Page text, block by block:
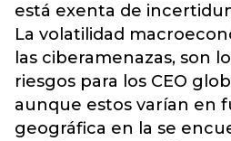
está exenta de
La volatilidad
las ciberamenazas, son
riesgos para los CEO
aunque estos varían en
geográfica en la se